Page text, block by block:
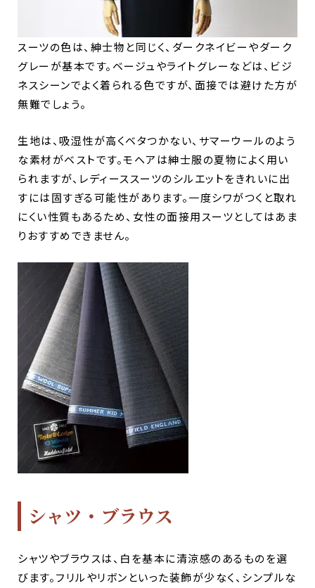
スーツの色は、紳士物と同じく、ダークネイビーやダーク
グレーが基本です。ベージュやライトグレーなどは、ビジ
ネスシーンでよく着られる色ですが、面接では避けた方が
無難でしょう。
生地は、吸湿性が高くベタつかない、サマーウールのよう
な素材がベストです。モヘアは紳士服の夏物によく用い
られますが、レディーススーツのシルエットをきれいに出
すには固すぎる可能性があります。一度シワがつくと取れ
にくい性質もあるため、女性の面接用スーツとしてはあま
りおすすめできません。
シャツ・ブラウス
シャツやブラウスは、白を基本に清涼感のあるものを選
びます。フリルやリボンといった装飾が少なく、シンプルな